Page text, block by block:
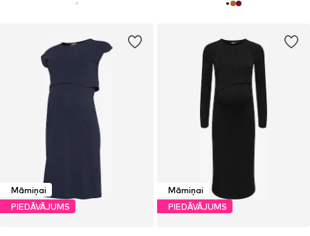
Māmiņai
PIEDĀVĀJUMS
Māmiņai
PIEDĀVĀJUMS